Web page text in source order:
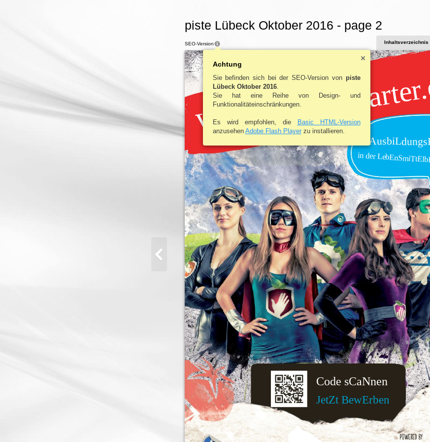
piste Lübeck Oktober 2016 - page 2
Werde-
in der
Code sCaNnen
JetZt BewErben
SEO-Version
Achtung
Sie befinden sich bei der SEO-Version von piste
Lübeck Oktober 2016.
Sie hat eine Reihe von Design- und
Funktionalitäteinschränkungen.
Es wird empfohlen, die Basic HTML-Version
anzusehen Adobe Flash Playerzu installieren.
Inhaltsverzeichnis